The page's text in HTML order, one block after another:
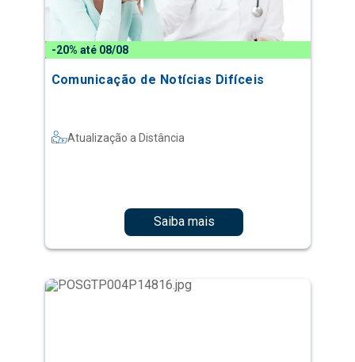
-20% até 08/08
Comunicação de Notícias Difíceis
Atualização a Distância
Saiba mais